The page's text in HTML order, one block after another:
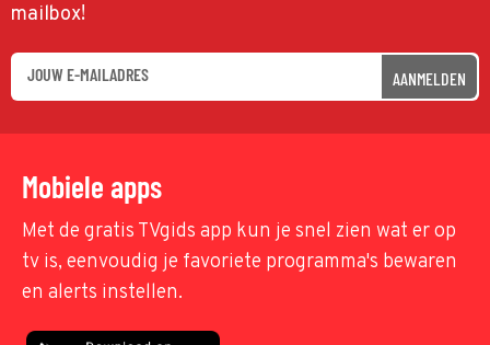
mailbox!
AANMELDEN
Mobiele apps
Met de gratis TVgids app kun je snel zien wat er op
tv is, eenvoudig je favoriete programma's bewaren
en alerts instellen.